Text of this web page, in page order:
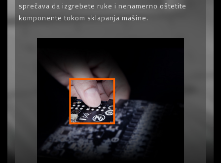
sprečava da izgrebete ruke i nenamerno oštetite
komponente tokom sklapanja mašine.